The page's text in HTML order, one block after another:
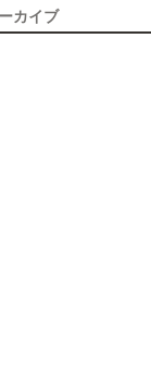
カイブ